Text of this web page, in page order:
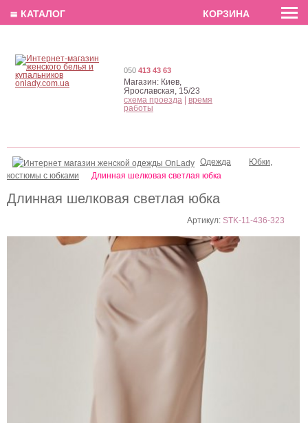
EN РУС
Длинная шелковая светлая юбка
Артикул:STK-11-436-323
Одежда
Юбки,
костюмы с юбками
Длинная шелковая светлая юбка
050 413 43 63
Магазин: Киев,
Ярославская, 15/23
схема проезда
время
работы
≣ КАТАЛОГ КОРЗИНА